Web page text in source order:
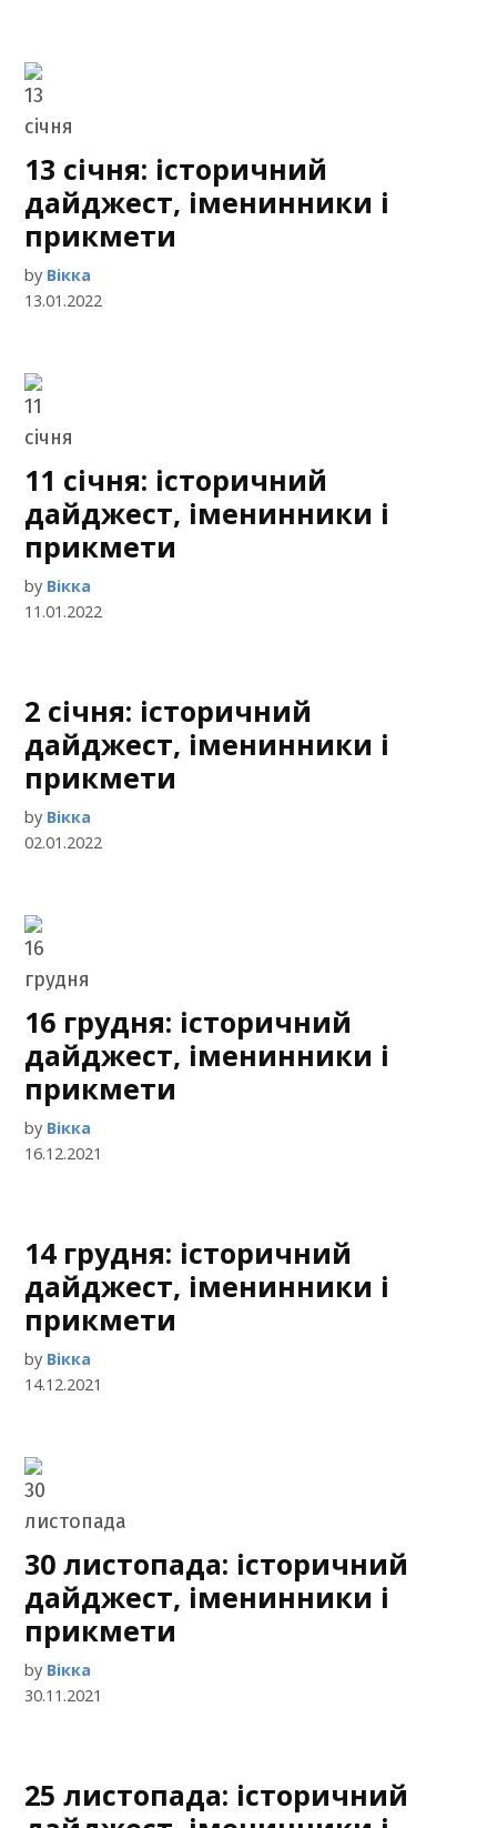
13 січня: історичний
дайджест, іменинники і
прикмети
by Вікка
13.01.2022
11 січня: історичний
дайджест, іменинники і
прикмети
by Вікка
11.01.2022
2 січня: історичний
дайджест, іменинники і
прикмети
by Вікка
02.01.2022
16 грудня: історичний
дайджест, іменинники і
прикмети
by Вікка
16.12.2021
14 грудня: історичний
дайджест, іменинники і
прикмети
by Вікка
14.12.2021
30 листопада: історичний
дайджест, іменинники і
прикмети
by Вікка
30.11.2021
25 листопада: історичний